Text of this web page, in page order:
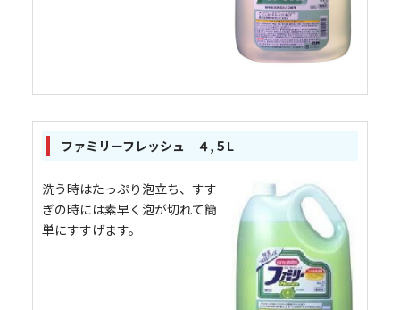
ファミリーフレッシュ ４,５L
洗う時はたっぷり泡立ち、すす
ぎの時には素早く泡が切れて簡
単にすすげます。